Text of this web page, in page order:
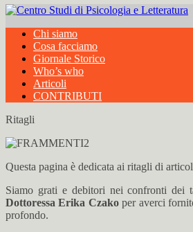
Chi siamo
Cosa facciamo
Giornale Storico
Who’s who
Articoli
CONTRIBUTI
Ritagli
Questa pagina è dedicata ai ritagli di
Siamo grati e debitori nei confronti dei
Dottoressa Erika Czakoper averci
profondo.